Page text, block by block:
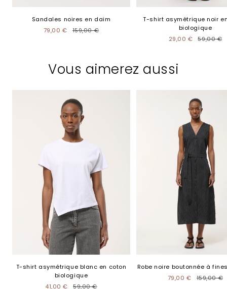
Sandales noires en daim
79,00 €
159,00 €
T-shirt asymétrique noir
biologique
29,00 €
59,00 €
Vous aimerez aussi
T-shirt asymétrique blanc en coton
biologique
41,00 €
59,00 €
Robe noire boutonnée à
79,00 €
159,00 €